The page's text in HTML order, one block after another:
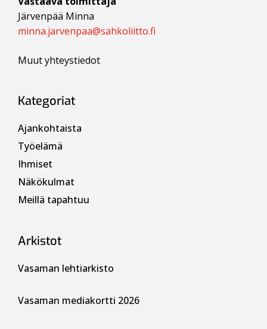
Järvenpää Minna
minna.jarvenpaa@sahkoliitto.fi
Muut yhteystiedot
Kategoriat
Ajankohtaista
Työelämä
Ihmiset
Näkökulmat
Meillä tapahtuu
Arkistot
Vasaman lehtiarkisto
Vasaman mediakortti 2026